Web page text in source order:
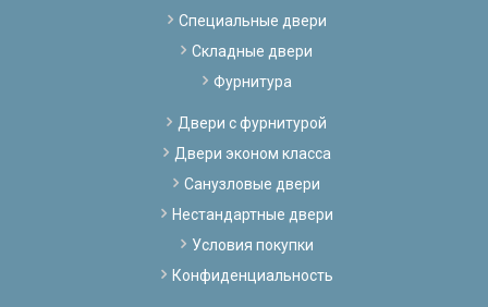
Специальные двери
Складные двери
Фурнитура
Двери с фурнитурой
Двери эконом класса
Санузловые двери
Нестандартные двери
Условия покупки
Конфиденциальность